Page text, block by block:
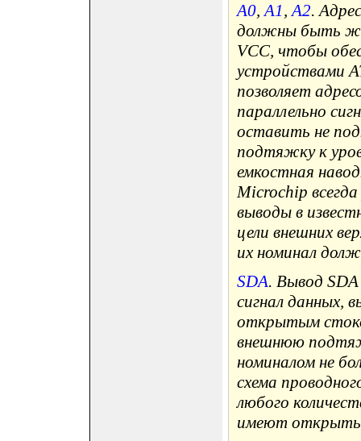
A0,A1,A2.
должны быть
VCC, чтобы
устройствами
позволяет
параллельно
оставить не
подтяжку к
емкостная
Microchip
выводы в
цели внешних
их номинал
SDA. Вывод SDA
сигнал данных,
открытым
внешнюю
номиналом не
схема
любого
имеют